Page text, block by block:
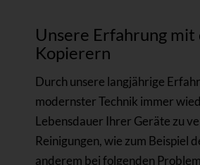
Unsere Erfahrung
Kopierern
Durch unsere langjährige
modernster Technik immer
Lebensdauer Ihrer Geräte zu
Reinigungen, wie zum Beispiel
anderem bei folgenden